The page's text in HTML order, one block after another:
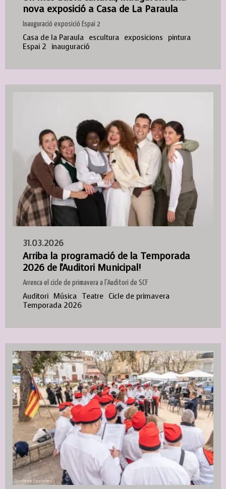
nova exposició a Casa de La Paraula
Inauguració exposició Espai 2
Casa de la Paraula escultura exposicions pintura
Espai 2
inauguració
31.03.2026
Arriba la programació de la Temporada
2026 de l'Auditori Municipal!
Arrenca el cicle de primavera a l'Auditori de SCF
Auditori Música Teatre Cicle de primavera
Temporada 2026